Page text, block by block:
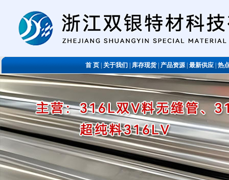
首 页关于我们库存现货|产品资源|最新供应|热